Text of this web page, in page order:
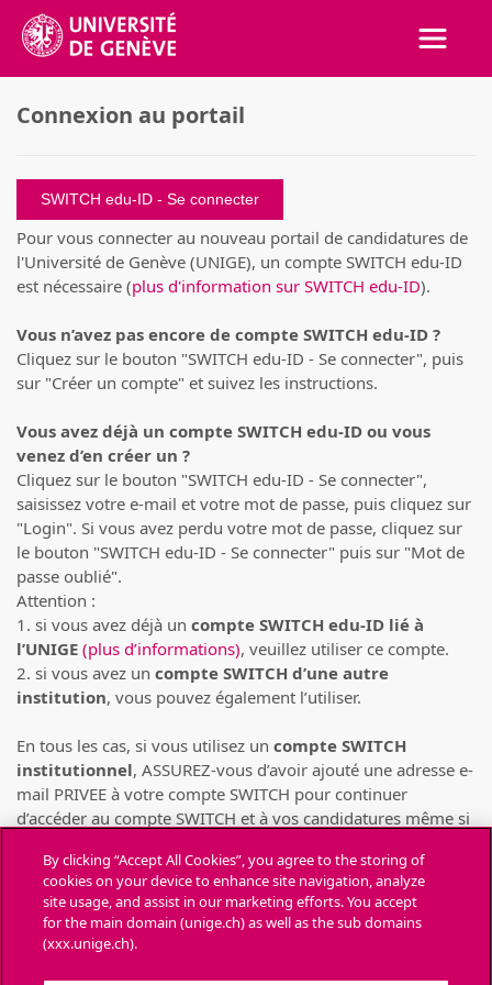
Connexion au portail
SWITCH edu-ID
Pour vous connecter au nouveau portail de candidatures de
l'Université de Genève (UNIGE), un compte SWITCH edu-ID
est nécessaire (plus d'information sur SWITCH edu-ID).
Vous n’avez pas encore de compte SWITCH edu-ID ?
Cliquez sur le bouton "SWITCH edu-ID - Se connecter", puis
sur "Créer un compte" et suivez les instructions.
Vous avez déjà un compte SWITCH edu-ID ou vous
venez d’en créer un ?
Cliquez sur le bouton "SWITCH edu-ID - Se connecter",
saisissez votre e-mail et votre mot de passe, puis cliquez sur
"Login". Si vous avez perdu votre mot de passe, cliquez sur
le bouton "SWITCH edu-ID - Se connecter" puis sur "Mot de
passe oublié".
Attention :
1. si vous avez déjà un compte SWITCH edu-ID lié à
l’UNIGE (plus d’informations), veuillez utiliser ce compte.
2. si vous avez un compte SWITCH d’une autre
institution, vous pouvez également l’utiliser.
En tous les cas, si vous utilisez un compte SWITCH
institutionnel, ASSUREZ-vous d’avoir ajouté une adresse e-
mail PRIVEE à votre compte SWITCH pour continuer
d’accéder au compte SWITCH et à vos candidatures même si
(pour cause de départ de l’institution)(consulter la FAQ de
SWITCH).
Chaque personne ne peut déposer des candidatures
By clicking “Accept All Cookies”, you agree to the storing of
cookies on your device to enhance site navigation, analyze
site usage, and assist in our marketing efforts. You accept
for the main domain (unige.ch) as well as the sub domains
(xxx.unige.ch).